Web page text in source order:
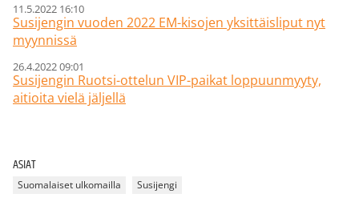
11.5.2022 16:10
Susijengin vuoden 2022 EM-kisojen yksittäisliput nyt
myynnissä
26.4.2022 09:01
Susijengin Ruotsi-ottelun VIP-paikat loppuunmyyty,
aitioita vielä jäljellä
ASIAT
Suomalaiset ulkomailla Susijengi